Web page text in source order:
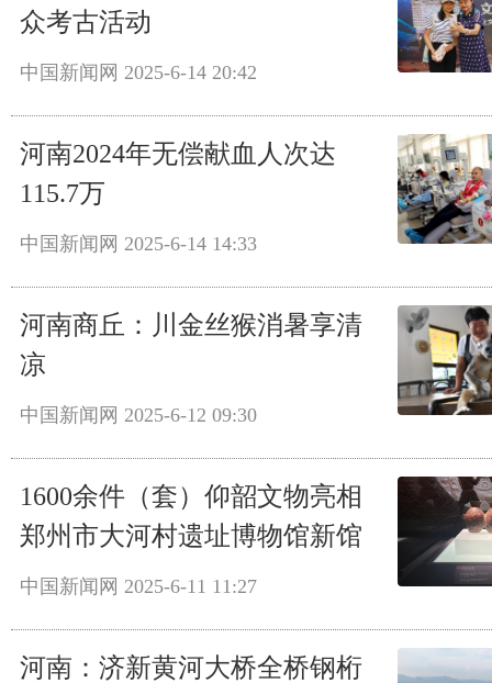
众考古活动
中国新闻网 2025-6-14 20:42
河南2024年无偿献血人次达
115.7万
中国新闻网 2025-6-14 14:33
河南商丘：川金丝猴消暑享清
凉
中国新闻网 2025-6-12 09:30
1600余件（套）仰韶文物亮相
郑州市大河村遗址博物馆新馆
中国新闻网 2025-6-11 11:27
河南：济新黄河大桥全桥钢桁